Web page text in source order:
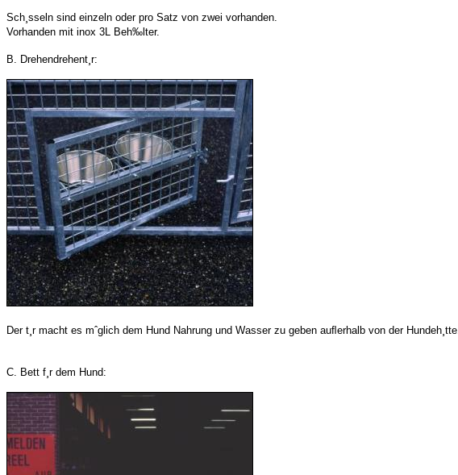
Sch¸sseln sind einzeln oder pro Satz von zwei vorhanden.
Vorhanden mit inox 3L Beh‰lter.
B. Drehendrehent¸r:
Der t¸r macht es mˆglich dem Hund Nahrung und Wasser zu geben auﬂerhalb von der Hundeh¸tte.
C. Bett f¸r dem Hund: